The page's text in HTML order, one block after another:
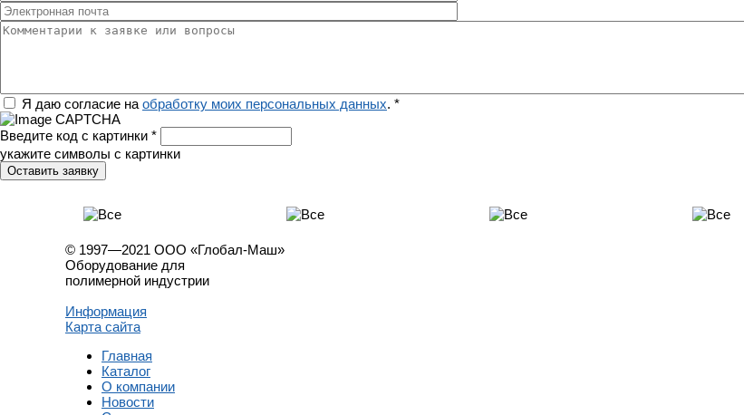
Электронная почта
Комментарии к заявке или вопросы
РегионЯ даю согласие на обработку моих персональных данных. *
Введите код с картинки *
укажите символы с картинки
© 1997—2021 ООО «Глобал-Маш»
Оборудование для
полимерной индустрии
Информация
Карта сайта
Главная
Каталог
О компании
Новости